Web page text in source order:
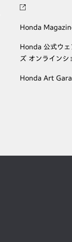
Honda
Honda 公式ウェ
ズ オンラインシ
Honda Art